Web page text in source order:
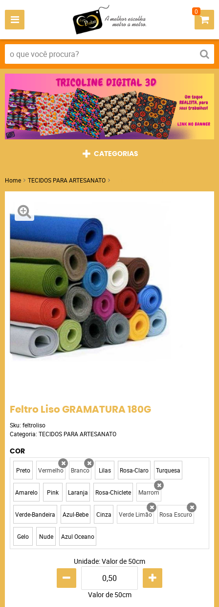
0
CATEGORIAS
Home TECIDOS PARA ARTESANATO
Feltro Liso GRAMATURA 180G
Sku: feltroliso
Categoria: TECIDOS PARA ARTESANATO
COR
Preto Vermelho
x Branco
x Lilas Rosa-Claro Turquesa
Amarelo Pink Laranja Rosa-Chiclete Marrom
x
Verde-Bandeira Azul-Bebe Cinza Verde Limão
x Rosa Escuro
x
Gelo Nude Azul Oceano
Unidade: Valor de 50cm
Valor de 50cm